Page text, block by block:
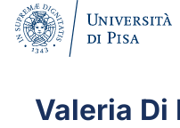
Valeria Di